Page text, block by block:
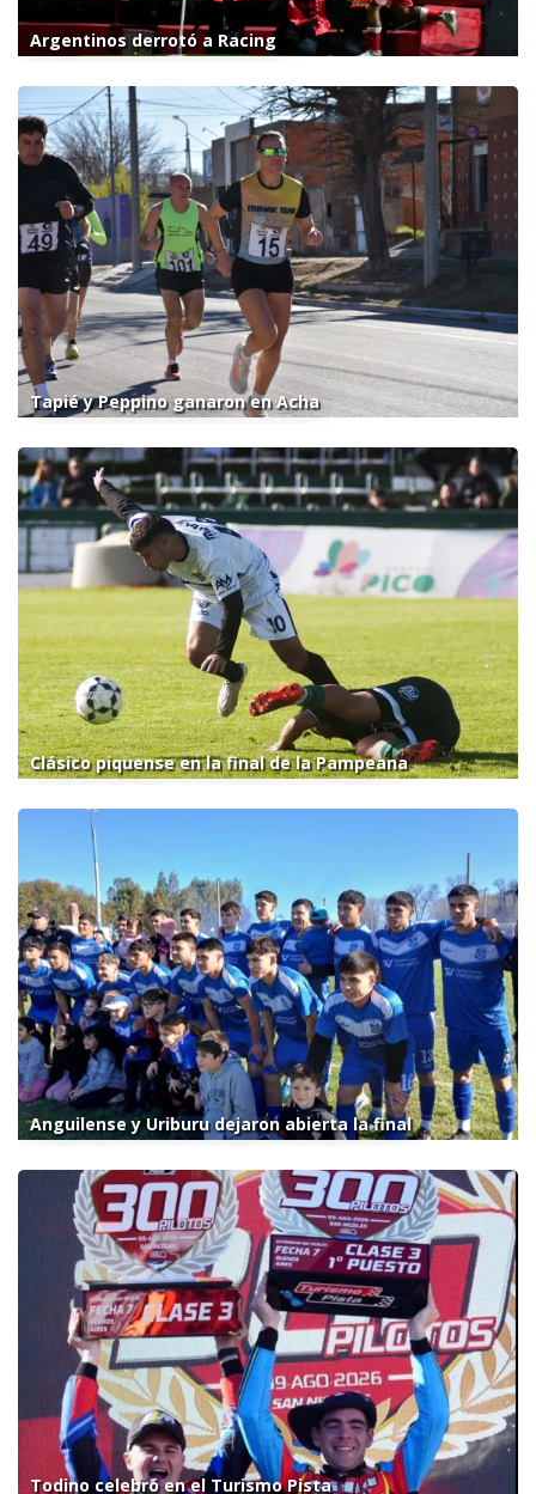
Argentinos derrotó a Racing
Tapié y Peppino ganaron en Acha
Clásico piquense en la final de la Pampeana
Anguilense y Uriburu dejaron abierta la final
Todino celebró en el Turismo Pista